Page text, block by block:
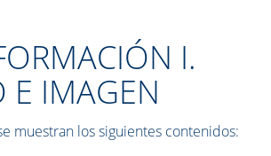
I.
E IMAGEN
muestran los siguientes contenidos: